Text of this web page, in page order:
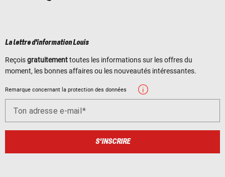
La lettre d'information Louis
Reçoisgratuitementtoutes les informations sur les offres du
moment, les bonnes affaires ou les nouveautés intéressantes.
Remarque concernant la protection des données
Ton adresse e-mail
S'INSCRIRE